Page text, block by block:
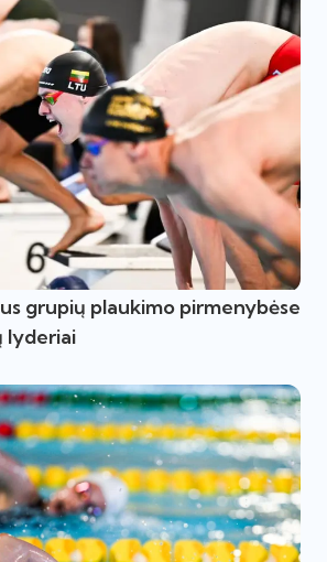
grupių plaukimo pirmenybėse
lyderiai